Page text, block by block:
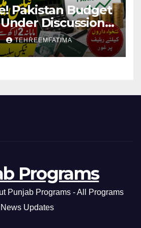
Pakistan Budget
Discussion
Families in
27
TEHREEMFATIMA
Programs
Punjab Programs - All Programs
News Updates